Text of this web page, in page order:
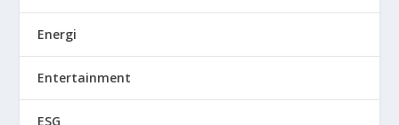
Energi
Entertainment
ESG